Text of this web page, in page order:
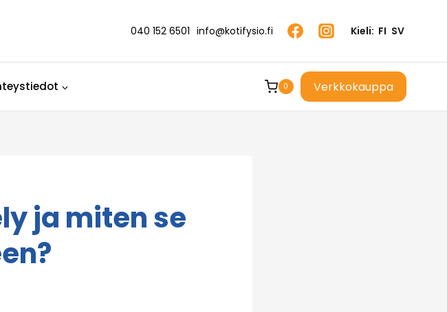
040 152 6501 info@kotifysio.fi Kieli: FI SV
0 Verkkokauppa
ja miten se